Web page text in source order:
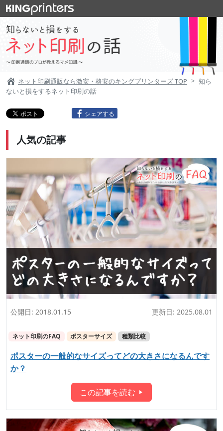
ネット印刷通販なら激安・格安のキングプリンターズ TOP
知ら
ないと損をするネット印刷の話
シェアする
人気の記事
公開日: 2018.01.15 更新日: 2025.08.01
ネット印刷のFAQ ポスターサイズ 種類比較
ポスターの一般的なサイズってどの大きさになるんです
か？
この記事を読む